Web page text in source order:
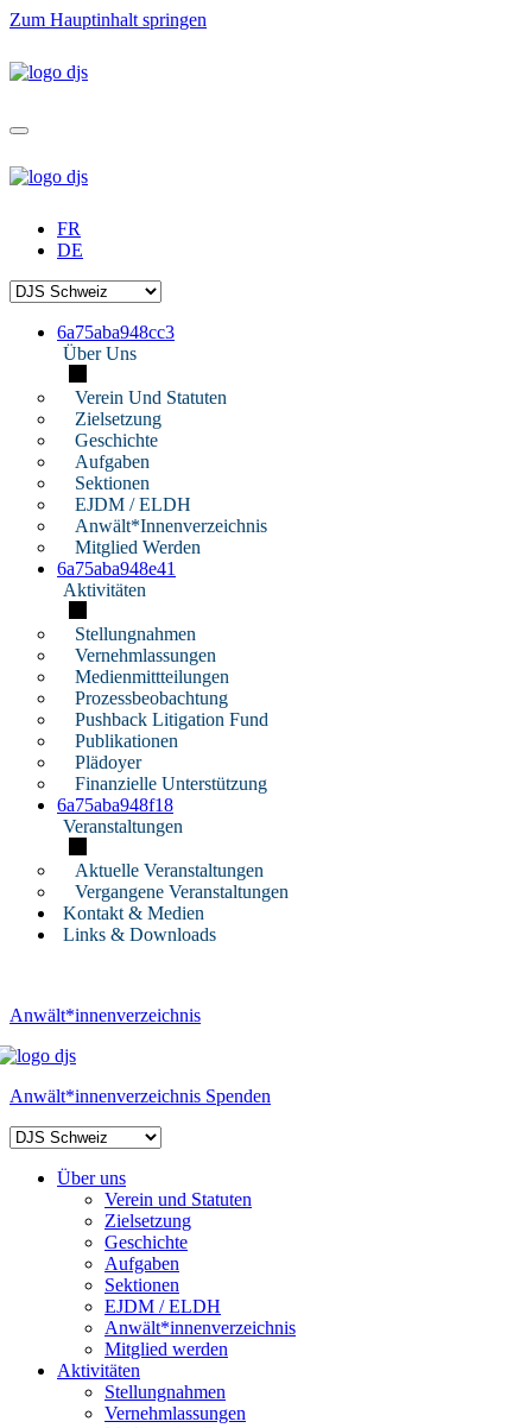
Zum Hauptinhalt springen
FR
DE
6a75aba948cc3
Über Uns
Verein Und Statuten
Zielsetzung
Geschichte
Aufgaben
Sektionen
EJDM / ELDH
Anwält*innenverzeichnis
Mitglied Werden
6a75aba948e41
Aktivitäten
Stellungnahmen
Vernehmlassungen
Medienmittteilungen
Prozessbeobachtung
Pushback Litigation Fund
Publikationen
Plädoyer
Finanzielle Unterstützung
6a75aba948f18
Veranstaltungen
Aktuelle Veranstaltungen
Vergangene Veranstaltungen
Kontakt & Medien
Links & Downloads
Anwält*innenverzeichnis
Anwält*innenverzeichnis Spenden
Über uns
Verein und Statuten
Zielsetzung
Geschichte
Aufgaben
Sektionen
EJDM / ELDH
Anwält*innenverzeichnis
Mitglied werden
Aktivitäten
Stellungnahmen
Vernehmlassungen